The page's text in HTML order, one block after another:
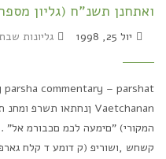
ואתחנן תשנ"ח (גליון מספר 42)
יול 25, 1998 גליונות
parsha commentary – parshat
המקורי) "םימעה לכמ םכבורמ אל"
קשחש ,ושוריפ (ק דומע ד קלח